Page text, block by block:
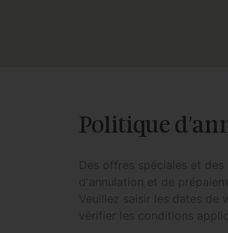
Politique
Des offres spéciales et
d'annulation et de
Veuillez saisir les dates de
vérifier les conditions